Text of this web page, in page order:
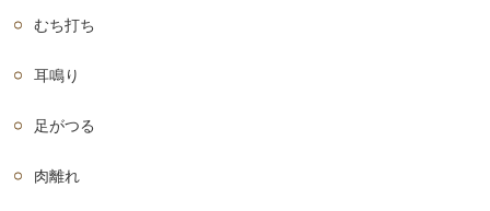
むち打ち
耳鳴り
足がつる
肉離れ